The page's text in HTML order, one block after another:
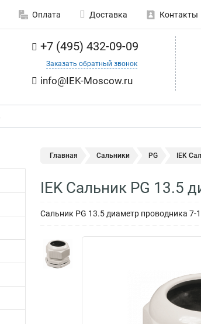
Оплата Доставка Контакты
+7 (495) 432-09-09
Заказать обратный звонок
info@IEK-Moscow.ru
Главная Сальники PG IEK
IEK Сальник PG 13.5
Сальник PG 13.5 диаметр проводника